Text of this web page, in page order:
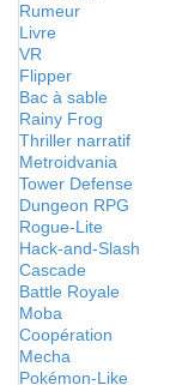
Rumeur
Livre
VR
Flipper
Bac à sable
Rainy Frog
Thriller narratif
Metroidvania
Tower Defense
Dungeon RPG
Rogue-Lite
Hack-and-Slash
Cascade
Battle Royale
Moba
Coopération
Mecha
Pokémon-Like